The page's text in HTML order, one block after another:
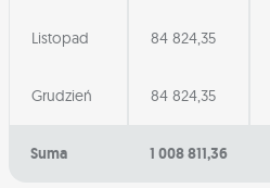
Listopad 84 824,35
Grudzień 84 824,35
Suma 1 008 811,36